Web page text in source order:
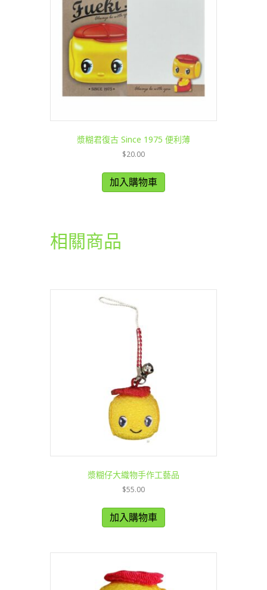
漿糊君復古 Since 1975 便利薄
$20.00
加入購物車
相關商品
漿糊仔大織物手作工藝品
$55.00
加入購物車